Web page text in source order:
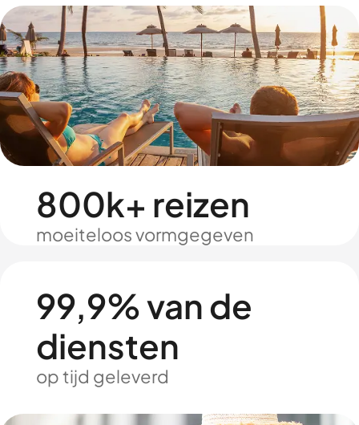
800k+ reizen
moeiteloos vormgegeven
99,9% van de
diensten
op tijd geleverd